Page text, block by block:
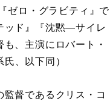
ゼロ・グラビティ』で
ッド』『沈黙―サイレ
、主演にロバート・
、以下同）
督であるクリス・コ